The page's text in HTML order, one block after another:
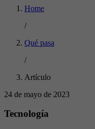
Home
/
Qué pasa
/
Artículo
24 de mayo de 2023
Tecnología